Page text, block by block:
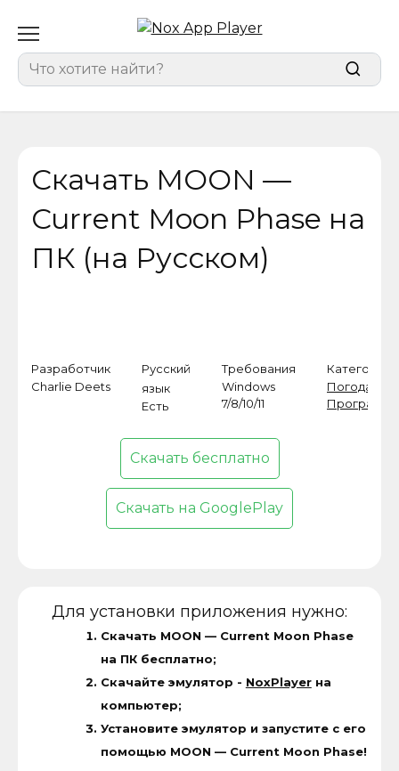
содержанию
for:
Скачать MOON —
Current Moon Phase на
ПК (на Русском)
Разработчик
Charlie Deets
Русский
язык
Есть
Требования
Windows
7/8/10/11
Категория
Погода
Программы
Скачать бесплатно
Скачать на GooglePlay
Для установки приложения нужно:
Скачать MOON — Current Moon Phase
на ПК бесплатно;
Скачайте эмулятор - NoxPlayerна
компьютер;
Установите эмулятор и запустите с его
помощью MOON — Current Moon Phase!